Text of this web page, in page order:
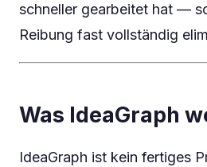
schneller gearbeitet hat —
Reibung fast vollständig
Was IdeaGraph
IdeaGraph ist kein fertiges